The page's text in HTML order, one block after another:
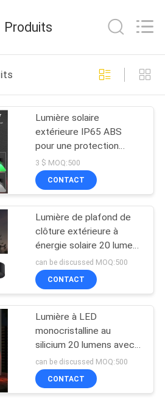
solaires de
336
menés
de route
58
solaires
Produits
Lumière solaire
extérieure IP65 ABS
pour une protection
efficace contre l'eau
dans les milieux
industriels
3 $ MOQ:500
CONTACT
Lumière de plafond de
clôture extérieure à
énergie solaire 20 lumens
Silicium monocristallin
can be discussed MOQ:500
CONTACT
Lumière à LED
monocristalline au
silicium 20 lumens avec
résistance à l'eau IP65
can be discussed MOQ:500
CONTACT